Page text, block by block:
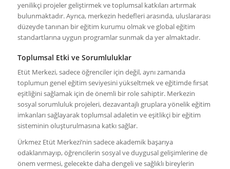
yenilikçi projeler geliştirmek ve toplumsal katkıları artırmak
bulunmaktadır. Ayrıca, merkezin hedefleri arasında, uluslararası
düzeyde tanınan bir eğitim kurumu olmak ve global eğitim
standartlarına uygun programlar sunmak da yer almaktadır.
Toplumsal Etki ve Sorumluluklar
Etüt Merkezi, sadece öğrenciler için değil, aynı zamanda
toplumun genel eğitim seviyesini yükseltmek ve eğitimde fırsat
eşitliğini sağlamak için de önemli bir role sahiptir. Merkezin
sosyal sorumluluk projeleri, dezavantajlı gruplara yönelik eğitim
imkanları sağlayarak toplumsal adaletin ve eşitlikçi bir eğitim
sisteminin oluşturulmasına katkı sağlar.
Ürkmez Etüt Merkezi’nin sadece akademik başarıya
odaklanmayıp, öğrencilerin sosyal ve duygusal gelişimlerine de
önem vermesi, gelecekte daha dengeli ve sağlıklı bireylerin